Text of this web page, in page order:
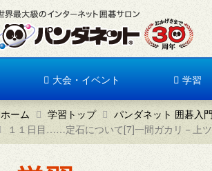
大会・イベント 学習
ホーム 学習トップ
パンダネット 囲碁入
１１日目……定石について[7]一間ガカリ－上